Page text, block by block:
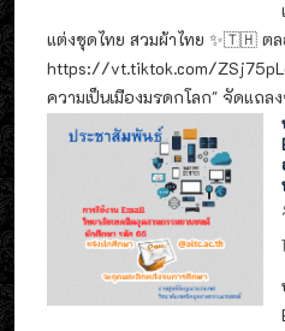
แต่งชุดไทย สวมผ้าไทย ✨🇹🇭 ต
https://vt.tiktok.com/
ความเป็นเมืองมรดกโลก" จัดแถล